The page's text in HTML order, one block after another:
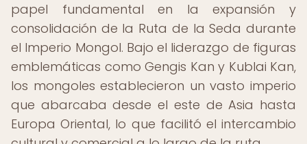
papel fundamental en la expansión y
consolidación de la Ruta de la Seda durante
el Imperio Mongol. Bajo el liderazgo de figuras
emblemáticas como Gengis Kan y Kublai Kan,
los mongoles establecieron un vasto imperio
que abarcaba desde el este de Asia hasta
Europa Oriental, lo que facilitó el intercambio